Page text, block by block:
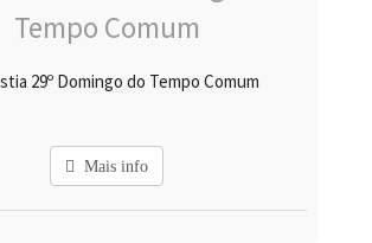
29º Domingo do Tempo Comum
Mais info